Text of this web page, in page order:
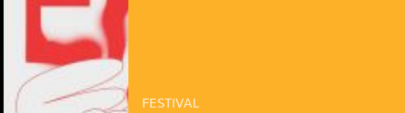
FESTIVAL